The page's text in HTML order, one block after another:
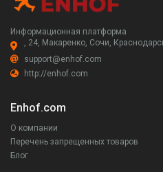
Информационная платформа
, 24, Макаренко, Сочи,
support@enhof.com
http://enhof.com
Enhof.com
О компании
Перечень запрещенных товаров
Блог